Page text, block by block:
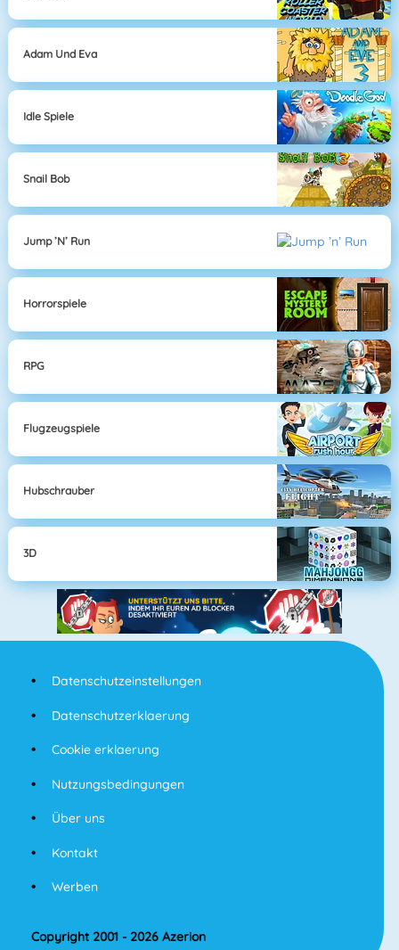
Adam Und Eva
Idle Spiele
Snail Bob
Jump ’n’ Run
Horrorspiele
RPG
Flugzeugspiele
Hubschrauber
3D
Datenschutzeinstellungen
Datenschutzerklaerung
Cookie erklaerung
Nutzungsbedingungen
Über uns
Kontakt
Werben
Copyright 2001 - 2026 Azerion